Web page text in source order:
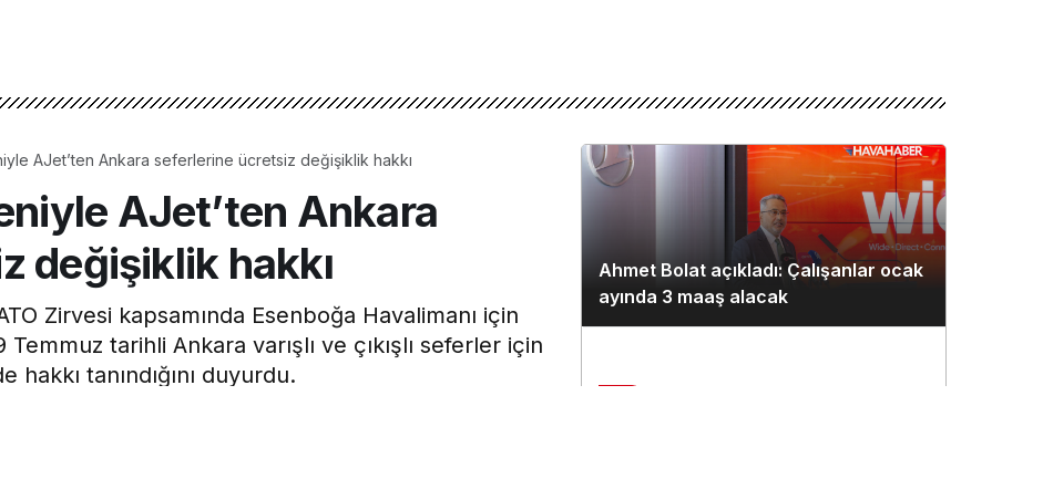
AJet’ten Ankara seferlerine ücretsiz değişiklik hakkı
AJet’ten Ankara
değişiklik hakkı
Zirvesi kapsamında Esenboğa Havalimanı için
tarihli Ankara varışlı ve çıkışlı seferler için
tanındığını duyurdu.
Ahmet Bolat açıkladı: Çalışanlar ocak
ayında 3 maaş alacak